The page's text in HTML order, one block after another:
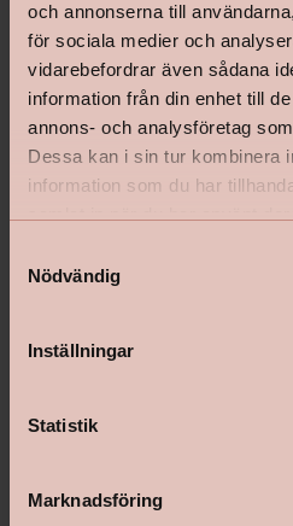
och annonserna till
för sociala medier och
vidarebefordrar även sådana
information från din enhet till
annons- och analysföretag
Dessa kan i sin tur kombinera
information som du har
Nödvändig
Inställningar
Statistik
Marknadsföring
shop@happyhomes.se
Kontakta din butik